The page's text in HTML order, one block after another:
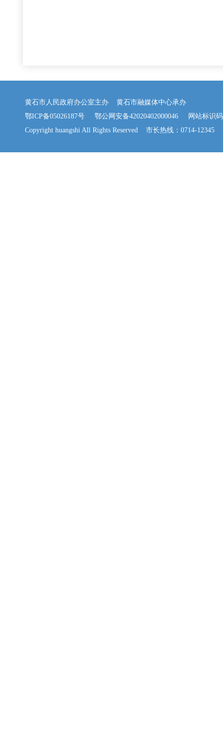
黄石市人民政府办公室主办 黄石市融媒体中心承办
鄂ICP备05026187号
鄂公网安备42020402000046 网站标识码
Copyright huangshi All Rights Reserved 市长热线：0714-12345